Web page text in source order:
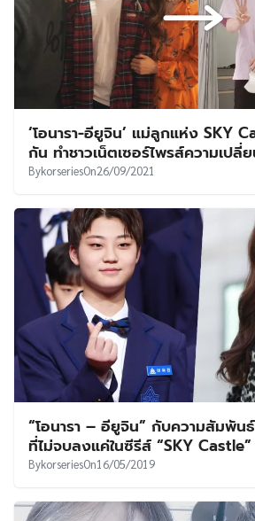
‘โอนารา-อียูจิน’ แม่ลูกแห่ง SKY
กัน ทำชาวเน็ตเซอร์ไพรส์ความเปลี่
BykorseriesOn26/09/2021
“โอนารา – อียูจิน” กับความสัมพั
ที่ไม่จบลงแค่ในซีรีส์ “SKY Castle”
BykorseriesOn16/05/2019